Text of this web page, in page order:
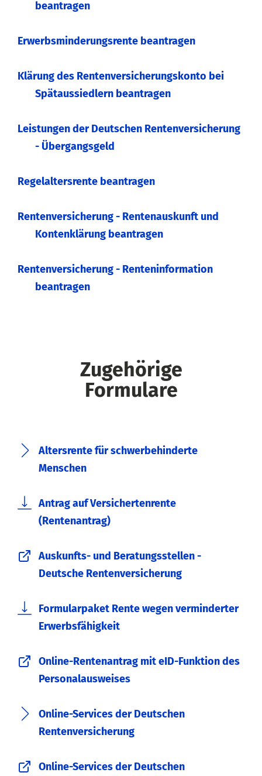
beantragen
Erwerbsminderungsrente beantragen
Klärung des Rentenversicherungskonto bei
Spätaussiedlern beantragen
Leistungen der Deutschen Rentenversicherung
- Übergangsgeld
Regelaltersrente beantragen
Rentenversicherung - Rentenauskunft und
Kontenklärung beantragen
Rentenversicherung - Renteninformation
beantragen
Zugehörige
Formulare
Altersrente für schwerbehinderte
Menschen
Antrag auf Versichertenrente
(Rentenantrag)
Auskunfts- und Beratungsstellen -
Deutsche Rentenversicherung
Formularpaket Rente wegen verminderter
Erwerbsfähigkeit
Online-Rentenantrag mit eID-Funktion des
Personalausweises
Online-Services der Deutschen
Rentenversicherung
Online-Services der Deutschen